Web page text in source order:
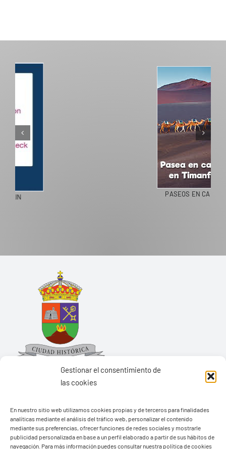
Gestionar el consentimiento de
las cookies
En nuestro sitio web utilizamos cookies propias y de terceros para finalidades
analíticas mediante el análisis del tráfico web, personalizar el contenido
mediante sus preferencias, ofrecer funciones de redes sociales y mostrarle
publicidad personalizada en base a un perfil elaborado a partir de sus hábitos de
navegación. Para más información puedes consultar nuestra política de cookies
Ayuntamiento de Yaiza
Pza. de Los Remedios, 1
35570 – Yaiza